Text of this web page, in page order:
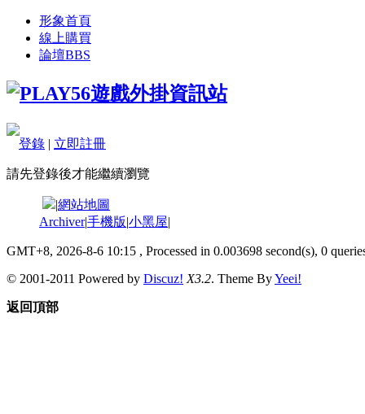
形象首頁
線上購買
論壇BBS
登錄 | 立即註冊
請先登錄後才能繼續瀏覽
|網站地圖
Archiver|手機版|小黑屋|
GMT+8, 2026-8-6 10:15 , Processed in 0.003698 second(s), 0
© 2001-2011 Powered by Discuz! X3.2. Theme ByYeei!
返回頂部